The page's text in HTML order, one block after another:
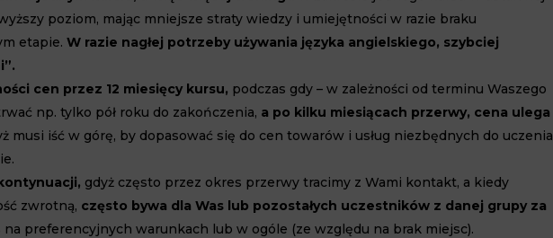
poziom, mając mniejsze straty wiedzy i umiejętności w razie braku
etapie.W razie nagłej potrzeby używania języka angielskiego, szybciej
cen przez 12 miesięcy kursu, podczas gdy – w zależności od terminu Waszego
np. tylko pół roku do zakończenia, a po kilku miesiącach przerwy, cena ulega
musi iść w górę, by dopasować się do cen towarów i usług niezbędnych do uczenia
gdyż często przez okres przerwy tracimy z Wami kontakt, a kiedy
zwrotną, często bywa dla Was lub pozostałych uczestników z danej grupy za
na preferencyjnych warunkach lub w ogóle (ze względu na brak miejsc).